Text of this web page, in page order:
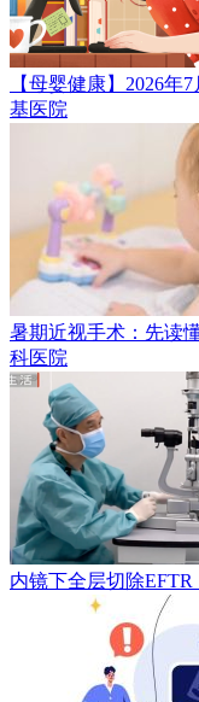
【母婴健康】2026
基医院
暑期近视手术：先读
科医院
内镜下全层切除